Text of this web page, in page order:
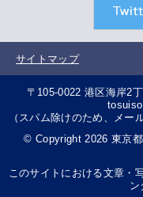
サイトマップ
〒105-0022 港区海岸2
（スパム除けのため、メー
© Copyright 2026 東京
このサイトにおける文章・
ン